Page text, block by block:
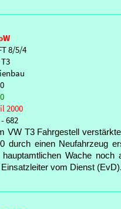
8/5/4
2000
682
VW T3 Fahrgestell
durch einen Neufahrzeug
Wache noch
vom Dienst (EvD).